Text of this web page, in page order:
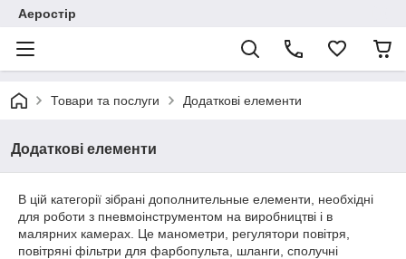
Аеростір
Товари та послуги Додаткові елементи
Додаткові елементи
В цій категорії зібрані дополнительные елементи, необхідні
для роботи з пневмоінструментом на виробництві і в
малярних камерах. Це манометри, регулятори повітря,
повітряні фільтри для фарбопульта, шланги, сполучні